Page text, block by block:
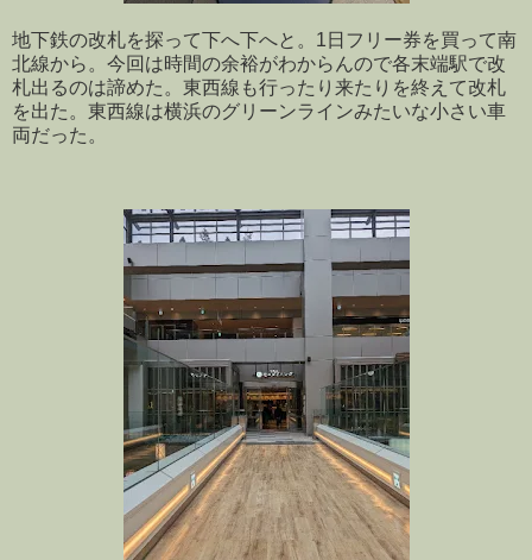
地下鉄の改札を探って下へ下へと。1日フリー券を買って南
北線から。今回は時間の余裕がわからんので各末端駅で改
札出るのは諦めた。東西線も行ったり来たりを終えて改札
を出た。東西線は横浜のグリーンラインみたいな小さい車
両だった。